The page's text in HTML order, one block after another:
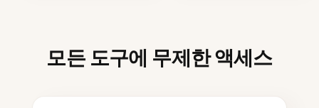
모든 도구에 무제한 액세스